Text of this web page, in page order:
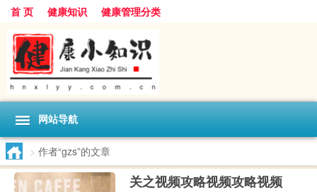
首 页 健康知识 健康管理分类
网站导航
> 作者“gzs”的文章
关之视频攻略视频攻略视频